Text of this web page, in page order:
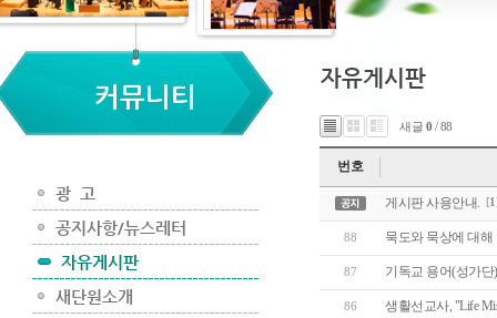
새글 0 / 88
번호
게시판 사용안내. [1
88 묵도와 묵상에 대해
87 기독교 용어(성가
86 생활선교사, "Life